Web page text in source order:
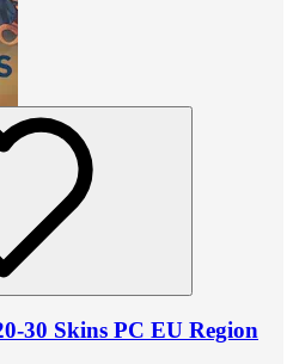
30 Skins PC EU Region